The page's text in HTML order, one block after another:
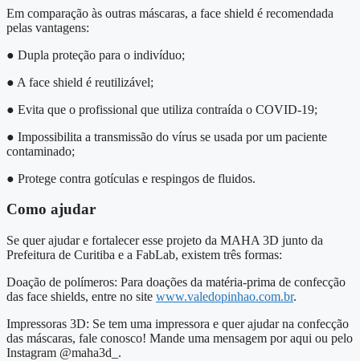
Em comparação às outras máscaras, a face shield é recomendada
pelas vantagens:
● Dupla proteção para o indivíduo;
● A face shield é reutilizável;
● Evita que o profissional que utiliza contraída o COVID-19;
● Impossibilita a transmissão do vírus se usada por um paciente
contaminado;
● Protege contra gotículas e respingos de fluidos.
Como ajudar
Se quer ajudar e fortalecer esse projeto da MAHA 3D junto da
Prefeitura de Curitiba e a FabLab, existem três formas:
Doação de polímeros: Para doações da matéria-prima de confecção
das face shields, entre no site www.valedopinhao.com.br.
Impressoras 3D: Se tem uma impressora e quer ajudar na confecção
das máscaras, fale conosco! Mande uma mensagem por aqui ou pelo
Instagram @maha3d_.